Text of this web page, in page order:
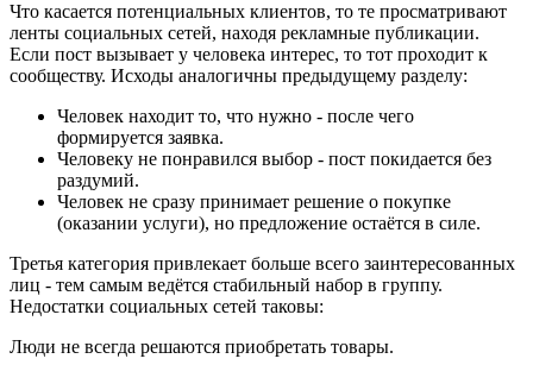
Что касается потенциальных клиентов, то те просматривают
ленты социальных сетей, находя рекламные публикации.
Если пост вызывает у человека интерес, то тот проходит к
сообществу. Исходы аналогичны предыдущему разделу:
Человек находит то, что нужно - после чего
формируется заявка.
Человеку не понравился выбор - пост покидается без
раздумий.
Человек не сразу принимает решение о покупке
(оказании услуги), но предложение остаётся в силе.
Третья категория привлекает больше всего заинтересованных
лиц - тем самым ведётся стабильный набор в группу.
Недостатки социальных сетей таковы:
Люди не всегда решаются приобретать товары.